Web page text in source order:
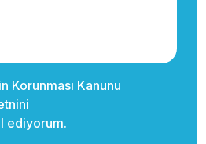
Korunması Kanunu
ediyorum.